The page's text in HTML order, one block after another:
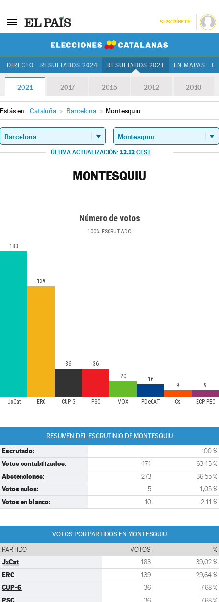
SUSCRÍBETE
DIRECTO RESULTADOS 2024 RESULTADOS 2021 EN MAPAS
2021 2017 2015 2012 2010
Estás en: Cataluña » Barcelona » Montesquiu
ÚLTIMA ACTUALIZACIÓN: 12.12 CEST
MONTESQUIU
Número de votos
100% ESCRUTADO
JxCat ERC CUP-G PSC VOX PDeCAT Cs ECP-PEC
183
139
36
36
20
16
9
9
RESUMEN DEL ESCRUTINIO DE MONTESQUIU
Escrutado: 100 %
Votos contabilizados: 474 63,45 %
Abstenciones: 273 36,55 %
Votos nulos: 5 1,05 %
Votos en blanco: 10 2,11 %
VOTOS POR PARTIDOS EN MONTESQUIU
PARTIDO VOTOS %
JxCat 183 39,02 %
ERC 139 29,64 %
CUP-G 36 7,68 %
PSC 36 7,68 %